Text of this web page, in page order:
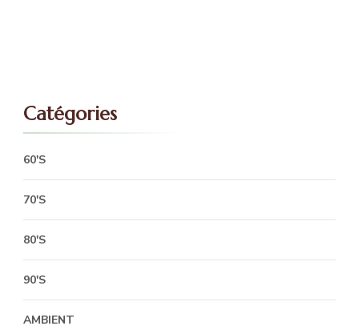
Catégories
60'S
70'S
80'S
90'S
AMBIENT